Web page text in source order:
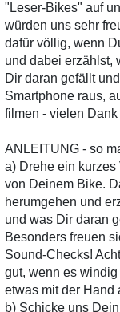
"Leser-Bikes" auf
würden uns sehr
dafür völlig, wenn
und dabei erzählst,
Dir daran gefällt
Smartphone raus,
filmen - vielen
ANLEITUNG - so
a) Drehe ein kurzes
von Deinem Bike.
herumgehen und
und was Dir daran
Besonders freuen
Sound-Checks!
gut, wenn es
etwas mit der Hand
b) Schicke uns